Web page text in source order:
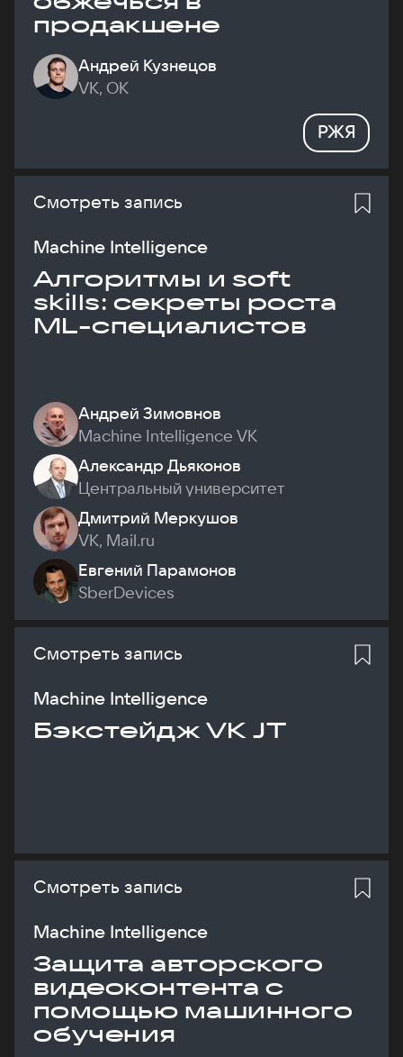
продакшене
Андрей Кузнецов
VK, ОК
РЖЯ
Смотреть запись
Machine Intelligence
Алгоритмы и soft
skills: секреты роста
ML-специалистов
Андрей Зимовнов
Machine Intelligence VK
Александр Дьяконов
Центральный университет
Дмитрий Меркушов
VK, Mail.ru
Евгений Парамонов
SberDevices
Смотреть запись
Machine Intelligence
Бэкстейдж VK JT
Смотреть запись
Machine Intelligence
Защита авторского
видеоконтента с
помощью машинного
обучения